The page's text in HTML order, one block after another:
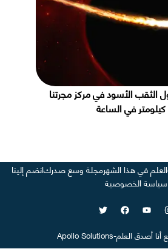
الثقب الأسود في مركز مجرتنا
العلم في هذا الشهرمجلة وسع صدركانضم إلينا
سياسة الخصوصية
أنا أصدق العلم-
Apollo Solutions